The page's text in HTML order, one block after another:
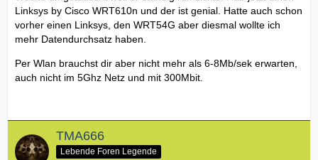
Linksys by Cisco WRT610n und der ist genial. Hatte auch schon
vorher einen Linksys, den WRT54G aber diesmal wollte ich
mehr Datendurchsatz haben.
Per Wlan brauchst dir aber nicht mehr als 6-8Mb/sek erwarten,
auch nicht im 5Ghz Netz und mit 300Mbit.
TMA666
Lebende Foren Legende